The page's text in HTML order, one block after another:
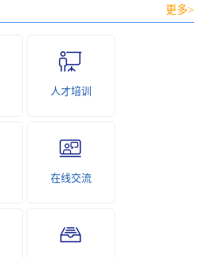
更多>
人才培训
在线交流